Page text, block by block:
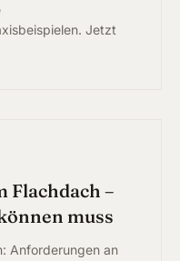
Jetzt
Flachdach –
muss
Anforderungen an